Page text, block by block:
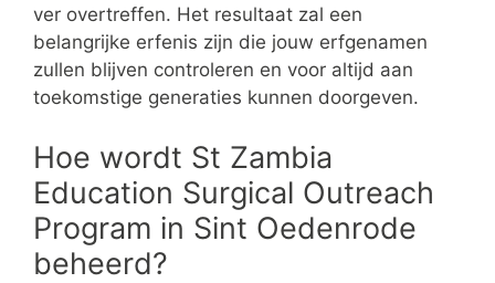
ver overtreffen. Het resultaat zal een
belangrijke erfenis zijn die jouw erfgenamen
zullen blijven controleren en voor altijd aan
toekomstige generaties kunnen doorgeven.
Hoe wordt St Zambia
Education Surgical Outreach
Program in Sint Oedenrode
beheerd?